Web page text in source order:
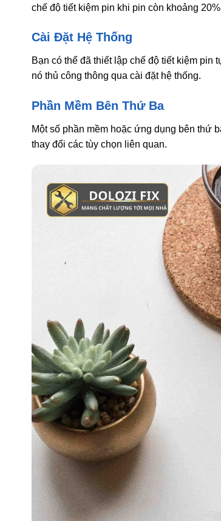
chế độ tiết kiệm pin khi pin còn khoảng
Cài Đặt Hệ Thống
Bạn có thể đã thiết lập chế độ tiết kiệm pin
nó thủ công thông qua cài đặt hệ thống.
Phần Mềm Bên Thứ Ba
Một số phần mềm hoặc ứng dụng bên thứ
thay đổi các tùy chọn liên quan.